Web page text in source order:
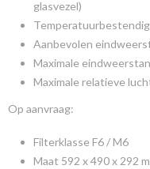
glasvezel)
Aanbevolen
Maximale
Maximale relatieve
Op aanvraag:
Filterklasse F6 / M6
Maat 592 x 490 x 292